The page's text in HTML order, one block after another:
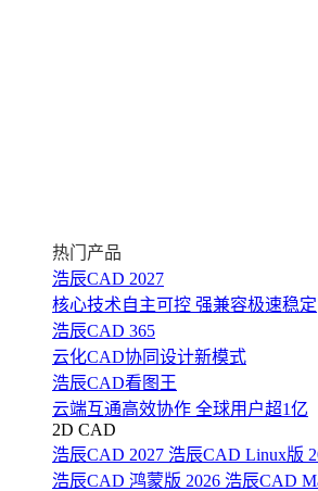
热门产品
浩辰CAD 2027
核心技术自主可控 强兼容极速稳定
浩辰CAD 365
云化CAD协同设计新模式
浩辰CAD看图王
云端互通高效协作 全球用户超1亿
2D CAD
浩辰CAD 2027 浩辰CAD Linux版
浩辰CAD 鸿蒙版 2026 浩辰CAD